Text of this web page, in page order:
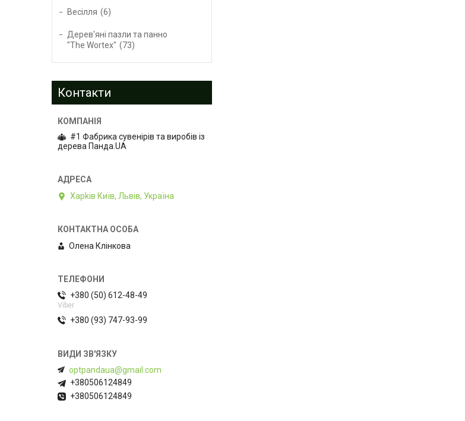
Весілля 6
Дерев'яні пазли та панно
"The Wortex"
73
Контакти
#1 Фабрика сувенірів та виробів із
дерева Панда.UA
Харkiв Київ, Львів, Україна
Олена Клiнкова
+380 (50) 612-48-49
Viber
+380 (93) 747-93-99
optpandaua@gmail.com
+380506124849
+380506124849